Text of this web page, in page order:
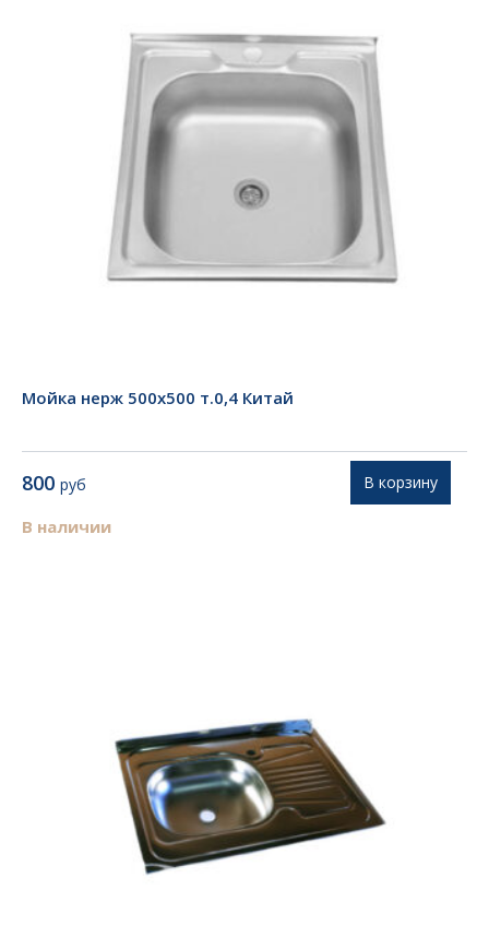
Мойка нерж 500х500 т.0,4 Китай
800 руб
В наличии
В корзину